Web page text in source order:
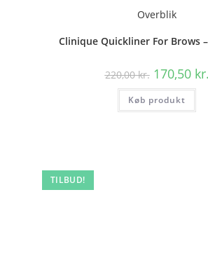
Overblik
Clinique Quickliner For Brows
220,00kr. Den
oprindelige
pris
var:
220,00 kr..
170,50 kr.
Køb produkt
TILBUD!